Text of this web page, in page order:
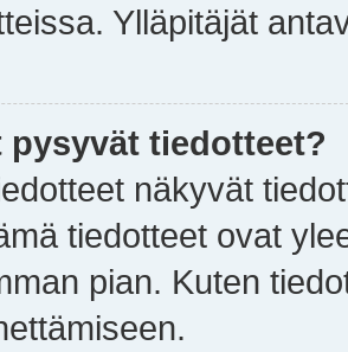
Ylläpitäjät
pysyvät tiedotteet?
näkyvät
tiedotteet ovat
pian. Kuten